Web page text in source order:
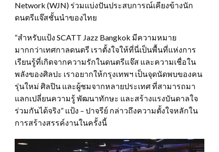
Network (WJN) ร่วมแบ่งปันประสบการณ์เคียงข้างนัก
ดนตรีแจ๊สชั้นนำของไทย
“สำหรับแป้ง SCATT Jazz Bangkok มีความหมาย
มากกว่าเทศกาลดนตรี เราตั้งใจให้ที่นี่เป็นพื้นที่แห่งการ
เรียนรู้ที่เกิดจากความรักในดนตรีแจ๊ส และความเชื่อใน
พลังของศิลปะ เราอยากให้กรุงเทพฯ เป็นจุดนัดพบของคน
รุ่นใหม่ ศิลปิน และผู้ชมจากหลายประเทศ ที่สามารถมา
แลกเปลี่ยนความรู้ พัฒนาทักษะ และสร้างแรงบันดาลใจ
ร่วมกันได้จริง” แป้ง – ปาจรีย์ กล่าวถึงความตั้งใจหลักใน
การสร้างสรรค์งานในครั้งนี้